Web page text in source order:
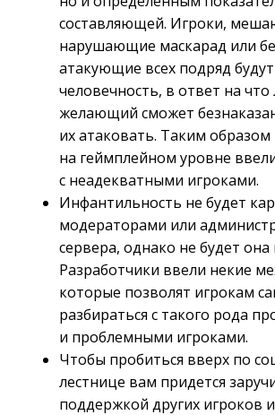
составляющей. Игроки,
нарушающие маскарад или
атакующие всех подряд
человечность, в ответ на
желающий сможет
их атаковать. Таким образом
на геймплейном уровне
с неадекватными игроками.
Инфантильность не будет
модераторами или
сервера, однако не будет
Разработчики ввели некие
которые позволят игрокам
разбираться с такого рода
и проблемными игроками.
Чтобы пробиться вверх по
лестнице вам придется
поддержкой других игроков